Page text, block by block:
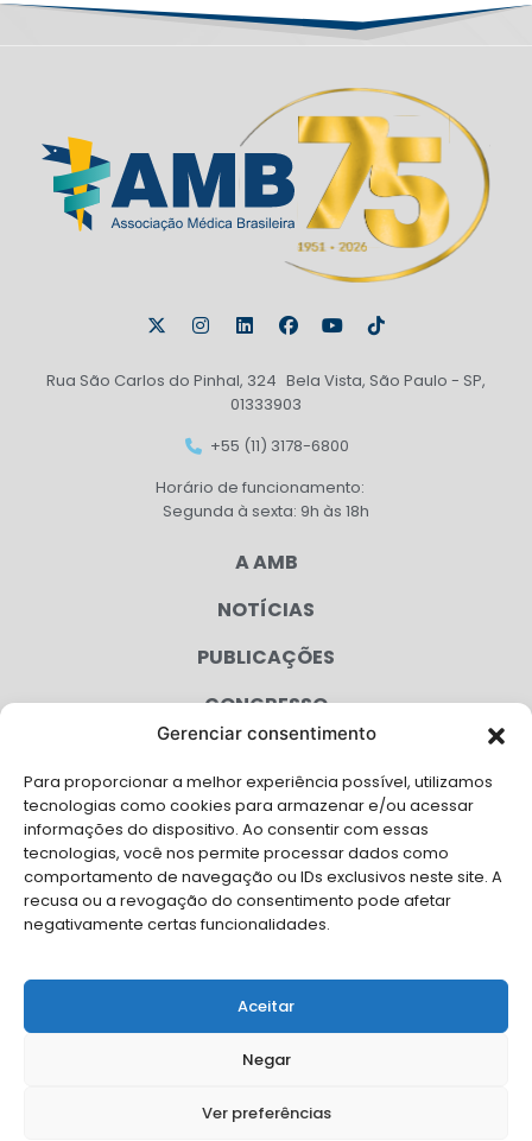
Gerenciar consentimento
Para proporcionar a melhor experiência possível, utilizamos
tecnologias como cookies para armazenar e/ou acessar
informações do dispositivo. Ao consentir com essas
tecnologias, você nos permite processar dados como
comportamento de navegação ou IDs exclusivos neste site. A
recusa ou a revogação do consentimento pode afetar
negativamente certas funcionalidades.
Aceitar
Negar
Ver preferências
Rua São Carlos do Pinhal, 324 Bela Vista, São Paulo - SP,
01333903
+55 (11) 3178-6800
Horário de funcionamento:
Segunda à sexta: 9h às 18h
A AMB
NOTÍCIAS
PUBLICAÇÕES
CONGRESSO
CAMPANHAS
SERVIÇOS
FILIADAS
FALE CONOSCO
Solicite Apoio Institucional da AMB para o seu evento